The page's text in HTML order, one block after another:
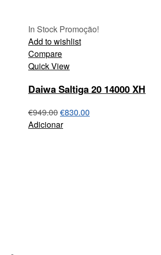
In Stock Promoção!
Add to wishlist
Compare
Quick View
Daiwa Saltiga 20 14000 XH
€949.00€830.00
Adicionar